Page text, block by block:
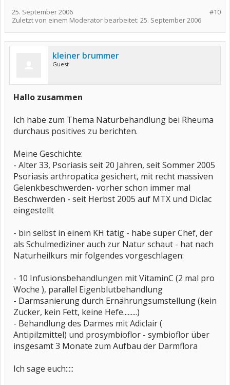
#10
25. September 2006
Zuletzt von einem Moderator bearbeitet: 25. September 2006
kleiner brummer
Guest
Hallo zusammen
Ich habe zum Thema Naturbehandlung bei Rheuma
durchaus positives zu berichten.
Meine Geschichte:
- Alter 33, Psoriasis seit 20 Jahren, seit Sommer 2005
Psoriasis arthropatica gesichert, mit recht massiven
Gelenkbeschwerden- vorher schon immer mal
Beschwerden - seit Herbst 2005 auf MTX und Diclac
eingestellt
- bin selbst in einem KH tätig - habe super Chef, der
als Schulmediziner auch zur Natur schaut - hat nach
Naturheilkurs mir folgendes vorgeschlagen:
- 10 Infusionsbehandlungen mit VitaminC (2 mal pro
Woche ), parallel Eigenblutbehandlung
- Darmsanierung durch Ernährungsumstellung (kein
Zucker, kein Fett, keine Hefe.........)
- Behandlung des Darmes mit Adiclair (
Antipilzmittel) und prosymbioflor - symbioflor über
insgesamt 3 Monate zum Aufbau der Darmflora
Ich sage euch:::::